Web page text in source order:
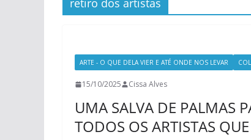
retiro dos artistas
ARTE - O QUE DELA VIER E ATÉ ONDE NOS LEVAR
15/10/2025 Cissa Alves
UMA SALVA DE PALMAS
TODOS OS ARTISTAS